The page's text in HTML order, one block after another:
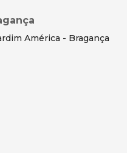
América - Bragança